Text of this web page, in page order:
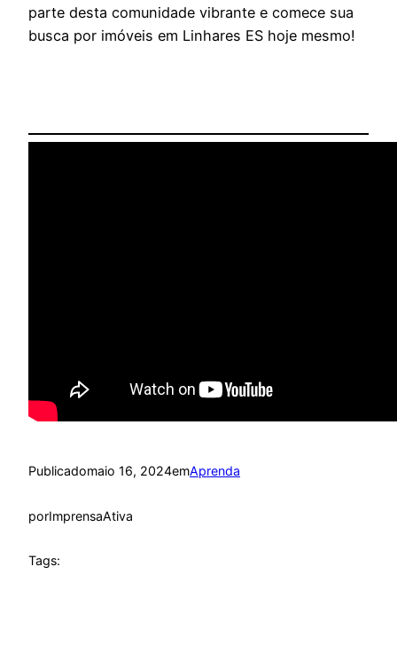
parte desta comunidade vibrante e comece sua
busca por imóveis em Linhares ES hoje mesmo!
Publicadomaio 16, 2024emAprenda
porImprensaAtiva
Tags: